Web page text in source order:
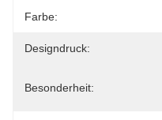
Farbe:
Designdruck:
Besonderheit: